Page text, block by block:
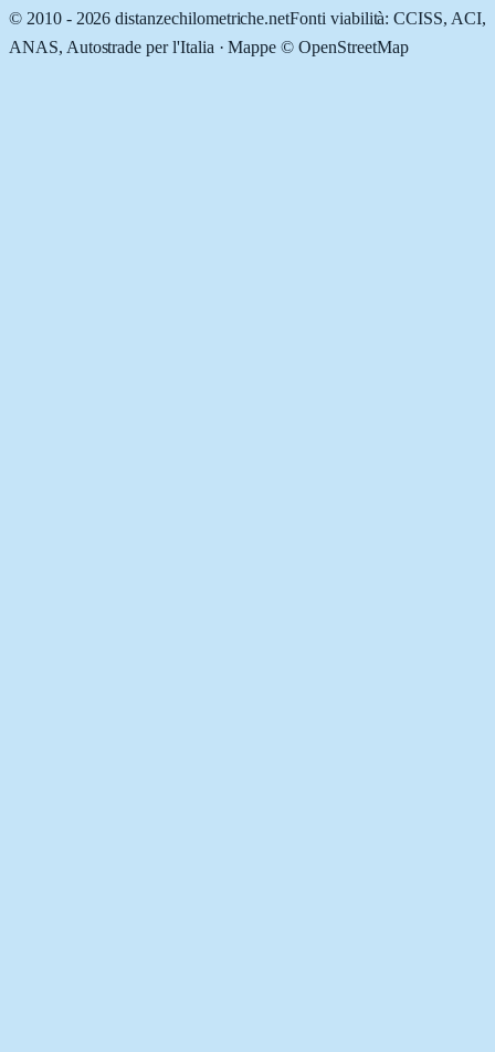
© 2010 - 2026 distanzechilometriche.netFonti viabilità: CCISS, ACI,
ANAS, Autostrade per l'Italia · Mappe © OpenStreetMap